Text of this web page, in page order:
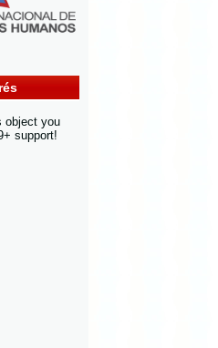
object you
support!